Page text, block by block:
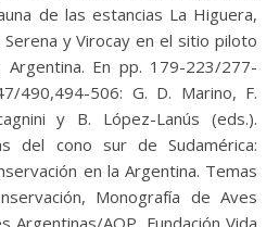
de las estancias La Higuera,
Serena y Virocay en el sitio piloto
Argentina. En pp. 179-223/277-
490,494-506: G. D. Marino, F.
y B. López-Lanús (eds.).
del cono sur de Sudamérica:
en la Argentina. Temas
Monografía de Aves
Argentinas/AOP, Fundación Vida